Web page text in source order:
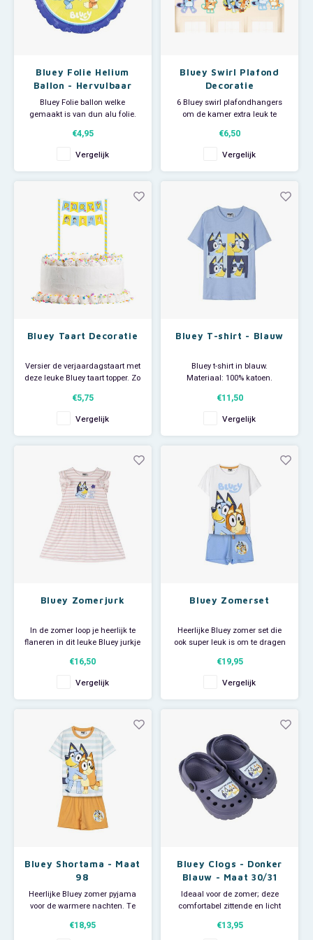
Bluey Folie Helium
Ballon - Hervulbaar
Bluey Folie ballon welke
gemaakt is van dun alu folie.
lucht of helium en hervulbaar.
Een 'klepje' zorgt ervoor dat er
geen gas ontsnapt.
Doorsnede: ca 43 cm.
€4,95
Vergelijk
Bluey Swirl Plafond
Decoratie
6 Bluey swirl plafondhangers
om de kamer extra leuk te
Lengte 30 tot 60 cm.
Bluey feestartikelen voor het
allerleukste Bluey kinderfeestje!
€6,50
Vergelijk
Bluey Taart Decoratie
Versier de verjaardagstaart met
deze leuke Bluey taart topper. Zo
Afmeting: ca 26 x 15 cm.
Bluey feestartikelen voor het
allerleukste Bluey kinderfeestje!
€5,75
Vergelijk
Bluey T-shirt - Blauw
Bluey t-shirt in blauw.
Materiaal: 100% katoen.
Helemaal trendy de zomer in!
€11,50
Vergelijk
Bluey Zomerjurk
In de zomer loop je heerlijk te
flaneren in dit leuke Bluey jurkje
katoen.
Natuurlijk staat Bluey afgebeeld
op deze mooie zomerjurk.
Materiaal: 100% katoen.
€16,50
Vergelijk
Bluey Zomerset
Heerlijke Bluey zomer set die
ook super leuk is om te dragen
gymles.
Te dragen door zowel jongens
als meisjes.
shirt met korte mouwen en een
short. Beiden voorzien van een
afbeelding van Bluey
€19,95
Vergelijk
Bluey Shortama - Maat
98
Heerlijke Bluey zomer pyjama
voor de warmere nachten. Te
meisjes.
€18,95
Bluey Clogs - Donker
Blauw - Maat 30/31
Ideaal voor de zomer; deze
comfortabel zittende en licht
De Bluey Clogs zijn makkelijk
€13,95